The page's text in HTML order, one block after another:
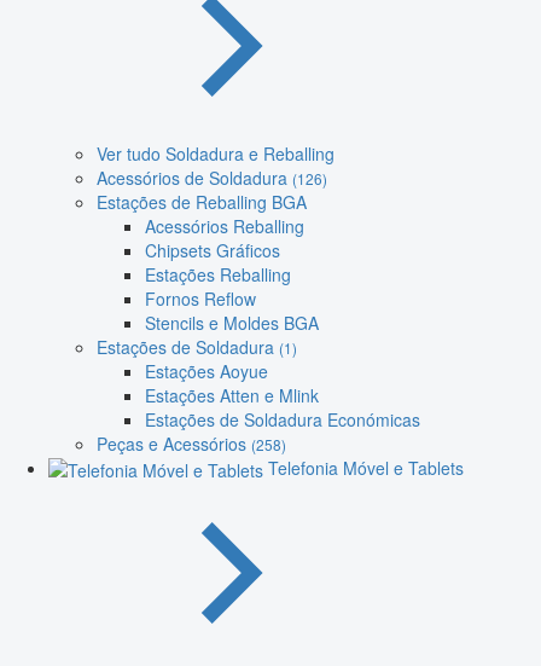
Ver tudo Soldadura e Reballing
Acessórios de Soldadura (126)
Estações de Reballing BGA
Acessórios Reballing
Chipsets Gráficos
Estações Reballing
Fornos Reflow
Stencils e Moldes BGA
Estações de Soldadura (1)
Estações Aoyue
Estações Atten e Mlink
Estações de Soldadura Económicas
Peças e Acessórios (258)
Telefonia Móvel e Tablets